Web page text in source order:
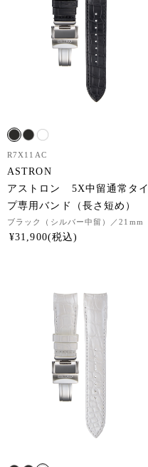
R7X11AC
ASTRON
アストロン 5X中留通常タイ
プ専用バンド（長さ短め）
ブラック（シルバー中留） ／21mm
¥31,900